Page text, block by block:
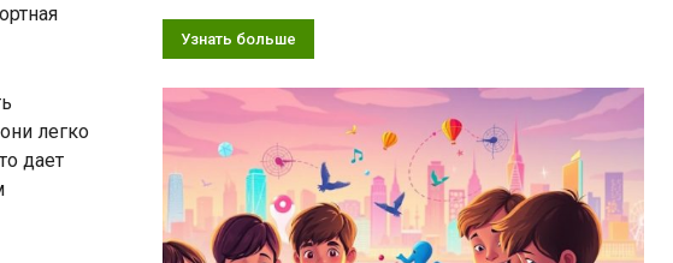
легко
дает
Узнать больше